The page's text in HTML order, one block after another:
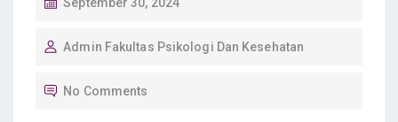
SAdmin Fakultas Psikologi Dan Kesehatan
No Comments